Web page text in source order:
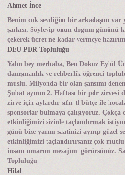
Ahmet İnce
Benim cok sevdiğim bir arkadaşım var
şarkısı. Söyleyip onun dogum gününü
çekerek ücret ne kadar vermeye hazırım
DEU PDR Topluluğu
Yalın bey merhaba, Ben Dokuz Eylül
danışmanlık ve rehberlik öğrenci
muslu. Milyonda bir olan şansımı
Şubat ayının 2. Haftası bir pdr zirvesi
zirve için aylardır sıfır tl bütçe ile
sponsorlar bulmaya çalışıyoruz. Çokça
etkinliğimizi sizinle taçlandırmak
günü bize yarım saatinizi ayırıp güzel
etkinliğimizi taçlandırırsanız çok
insanı umarım mesajımı görürsünüz.
Topluluğu
Hilal